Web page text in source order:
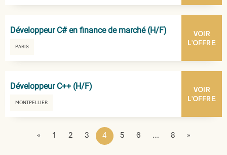
PARIS
Développeur C# en finance de marché (H/F)
VOIR
L'OFFRE
MONTPELLIER
Développeur C++ (H/F)
VOIR
L'OFFRE
« 1 2 3 4 5 6 … 8 »